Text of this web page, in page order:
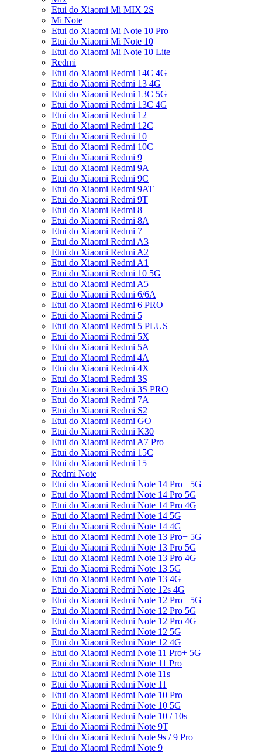
Etui do Xiaomi Mi MIX 2S
Mi Note
Etui do Xiaomi Mi Note 10 Pro
Etui do Xiaomi Mi Note 10
Etui do Xiaomi Mi Note 10 Lite
Redmi
Etui do Xiaomi Redmi 14C 4G
Etui do Xiaomi Redmi 13 4G
Etui do Xiaomi Redmi 13C 5G
Etui do Xiaomi Redmi 13C 4G
Etui do Xiaomi Redmi 12
Etui do Xiaomi Redmi 12C
Etui do Xiaomi Redmi 10
Etui do Xiaomi Redmi 10C
Etui do Xiaomi Redmi 9
Etui do Xiaomi Redmi 9A
Etui do Xiaomi Redmi 9C
Etui do Xiaomi Redmi 9AT
Etui do Xiaomi Redmi 9T
Etui do Xiaomi Redmi 8
Etui do Xiaomi Redmi 8A
Etui do Xiaomi Redmi 7
Etui do Xiaomi Redmi A3
Etui do Xiaomi Redmi A2
Etui do Xiaomi Redmi A1
Etui do Xiaomi Redmi 10 5G
Etui do Xiaomi Redmi A5
Etui do Xiaomi Redmi 6/6A
Etui do Xiaomi Redmi 6 PRO
Etui do Xiaomi Redmi 5
Etui do Xiaomi Redmi 5 PLUS
Etui do Xiaomi Redmi 5X
Etui do Xiaomi Redmi 5A
Etui do Xiaomi Redmi 4A
Etui do Xiaomi Redmi 4X
Etui do Xiaomi Redmi 3S
Etui do Xiaomi Redmi 3S PRO
Etui do Xiaomi Redmi 7A
Etui do Xiaomi Redmi S2
Etui do Xiaomi Redmi GO
Etui do Xiaomi Redmi K30
Etui do Xiaomi Redmi A7 Pro
Etui do Xiaomi Redmi 15C
Etui do Xiaomi Redmi 15
Redmi Note
Etui do Xiaomi Redmi Note 14 Pro+ 5G
Etui do Xiaomi Redmi Note 14 Pro 5G
Etui do Xiaomi Redmi Note 14 Pro 4G
Etui do Xiaomi Redmi Note 14 5G
Etui do Xiaomi Redmi Note 14 4G
Etui do Xiaomi Redmi Note 13 Pro+ 5G
Etui do Xiaomi Redmi Note 13 Pro 5G
Etui do Xiaomi Redmi Note 13 Pro 4G
Etui do Xiaomi Redmi Note 13 5G
Etui do Xiaomi Redmi Note 13 4G
Etui do Xiaomi Redmi Note 12s 4G
Etui do Xiaomi Redmi Note 12 Pro+ 5G
Etui do Xiaomi Redmi Note 12 Pro 5G
Etui do Xiaomi Redmi Note 12 Pro 4G
Etui do Xiaomi Redmi Note 12 5G
Etui do Xiaomi Redmi Note 12 4G
Etui do Xiaomi Redmi Note 11 Pro+ 5G
Etui do Xiaomi Redmi Note 11 Pro
Etui do Xiaomi Redmi Note 11s
Etui do Xiaomi Redmi Note 11
Etui do Xiaomi Redmi Note 10 Pro
Etui do Xiaomi Redmi Note 10 5G
Etui do Xiaomi Redmi Note 10 / 10s
Etui do Xiaomi Redmi Note 9T
Etui do Xiaomi Redmi Note 9s / 9 Pro
Etui do Xiaomi Redmi Note 9